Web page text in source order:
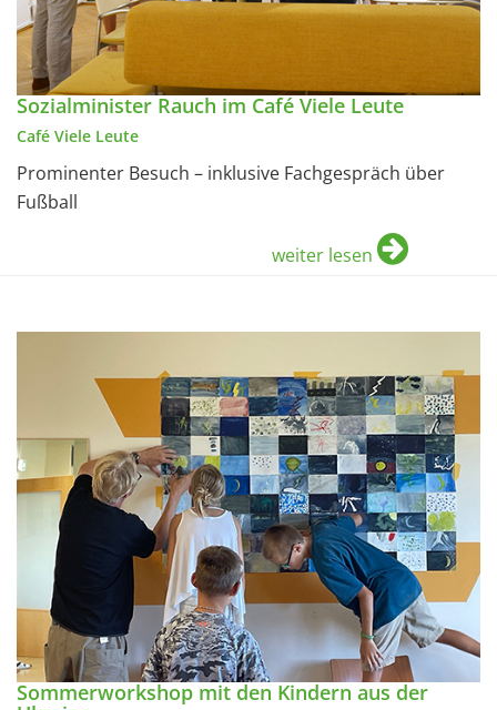
Sozialminister Rauch im Café Viele Leute
Café Viele Leute
Prominenter Besuch – inklusive Fachgespräch über
Fußball
weiter lesen
Sommerworkshop mit den Kindern aus der